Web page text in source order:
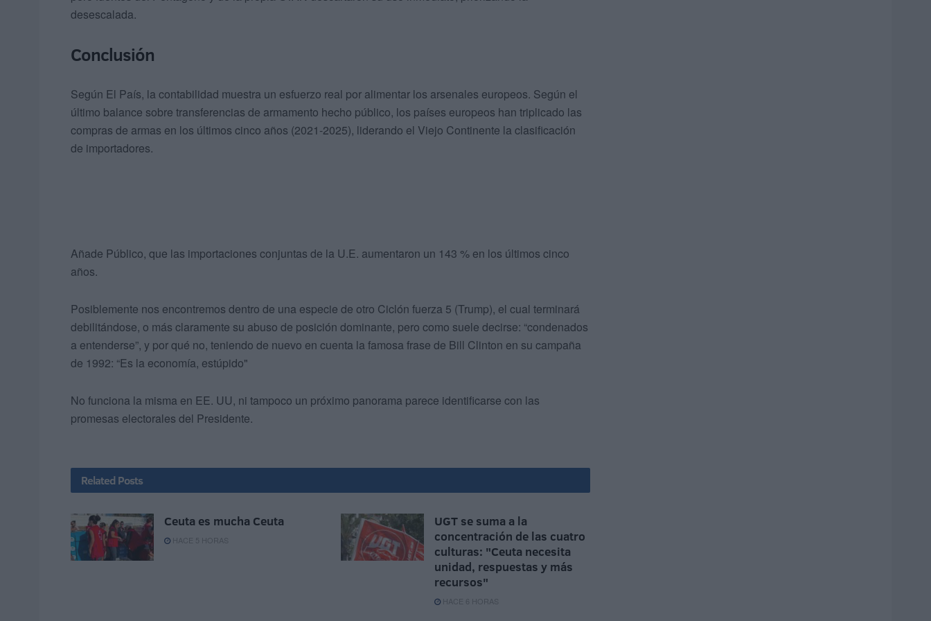
desescalada.
Conclusión
Según El País, la contabilidad muestra un esfuerzo real por alimentar los arsenales europeos. Según el
último balance sobre transferencias de armamento hecho público, los países europeos han triplicado las
compras de armas en los últimos cinco años (2021-2025), liderando el Viejo Continente la clasificación
de importadores.
Añade Público, que las importaciones conjuntas de la U.E. aumentaron un 143 % en los últimos cinco
años.
Posiblemente nos encontremos dentro de una especie de otro Ciclón fuerza 5 (Trump), el cual terminará
debilitándose, o más claramente su abuso de posición dominante, pero como suele decirse: “condenados
a entenderse”, y por qué no, teniendo de nuevo en cuenta la famosa frase de Bill Clinton en su campaña
de 1992: “Es la economía, estúpido"
No funciona la misma en EE. UU, ni tampoco un próximo panorama parece identificarse con las
promesas electorales del Presidente.
Related Posts
Ceuta es mucha Ceuta
HACE 5 HORAS
UGT se suma a la
concentración de las cuatro
culturas: "Ceuta necesita
unidad, respuestas y más
recursos"
HACE 6 HORAS